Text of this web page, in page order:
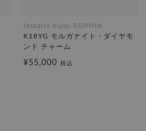
festaria bijou SOPHIA
K18YG モルガナイト・ダイヤモ
ンド チャーム
¥55,000 税込